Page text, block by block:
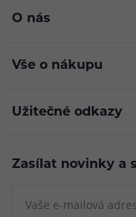
O nás
Vše o nákupu
Užitečné odkazy
Zasílat novinky a